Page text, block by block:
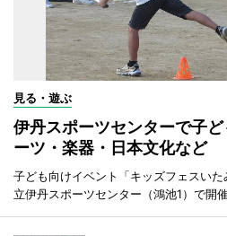
見る・遊ぶ
伊丹スポーツセンターで子
ーツ・楽器・日本文化など
子ども向けイベント「キッズフェスい
立伊丹スポーツセンター（鴻池1）で開催